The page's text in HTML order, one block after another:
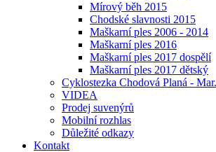
Mírový běh 2015
Chodské slavnosti 2015
Maškarní ples 2006 - 2014
Maškarní ples 2016
Maškarní ples 2017 dospělí
Maškarní ples 2017 dětský
Cyklostezka Chodová Planá -
VIDEA
Prodej suvenýrů
Mobilní rozhlas
Důležité odkazy
Kontakt